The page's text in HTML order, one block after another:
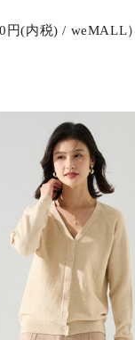
円(内税) / weMALL）